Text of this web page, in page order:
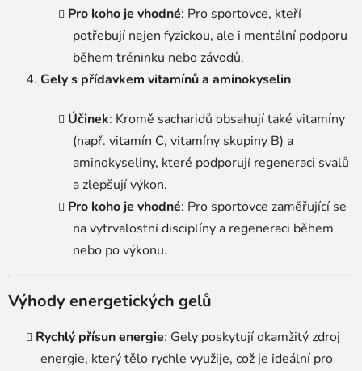
Pro koho je vhodné: Pro sportovce, kteří
potřebují nejen fyzickou, ale i mentální podporu
během tréninku nebo závodů.
Gely s přídavkem vitamínů a aminokyselin
Účinek: Kromě sacharidů obsahují také vitamíny
(např. vitamín C, vitamíny skupiny B) a
aminokyseliny, které podporují regeneraci svalů
a zlepšují výkon.
Pro koho je vhodné: Pro sportovce zaměřující se
na vytrvalostní disciplíny a regeneraci během
nebo po výkonu.
Výhody energetických gelů
Rychlý přísun energie: Gely poskytují okamžitý zdroj
energie, který tělo rychle využije, což je ideální pro